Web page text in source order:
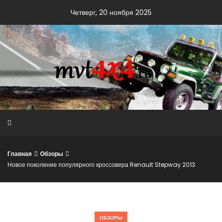
content
Четверг, 20 ноября 2025
Главная
Обзоры
Новое поколение популярного кроссовера Renault Stepway 2013
ОБЗОРЫ